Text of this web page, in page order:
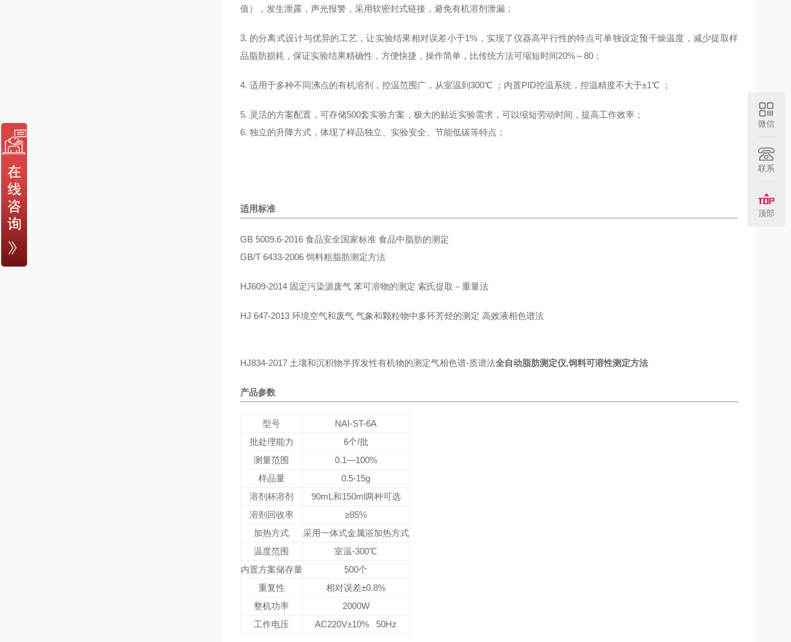
值），发生泄露，声光报警，采用软密封式链接，避免有机溶剂泄漏；
3. 的分离式设计与优异的工艺，让实验结果相对误差小于1%，实现了仪器高平行性的特点可单独设定预干燥温度，减少提取样
品脂肪损耗，保证实验结果精确性，方便快捷，操作简单，比传统方法可缩短时间20%～80；
4. 适用于多种不同沸点的有机溶剂，控温范围广，从室温到300℃ ；内置PID控温系统，控温精度不大于±1℃ ；
5. 灵活的方案配置，可存储500套实验方案，极大的贴近实验需求，可以缩短劳动时间，提高工作效率；
6. 独立的升降方式，体现了样品独立、实验安全、节能低碳等特点；
适用标准
GB 5009.6-2016 食品安全国家标准 食品中脂肪的测定
GB/T 6433-2006 饲料粗脂肪测定方法
HJ609-2014 固定污染源废气 苯可溶物的测定 索氏提取－重量法
HJ 647-2013 环境空气和废气 气象和颗粒物中多环芳烃的测定 高效液相色谱法
HJ834-2017 土壤和沉积物半挥发性有机物的测定气相色谱-质谱法全自动脂肪测定仪,饲料可溶性测定方法
产品参数
型号
NAI-ST-6A
批处理能力
6个/批
测量范围
0.1—100%
样品量
0.5-15g
溶剂杯溶剂
90mL和150ml两种可选
溶剂回收率
≥85%
加热方式
采用一体式金属浴加热方式
温度范围
室温-300℃
内置方案储存量
500个
重复性
相对误差±0.8%
整机功率
2000W
工作电压
AC220V±10% 50Hz
微信
联系
顶部